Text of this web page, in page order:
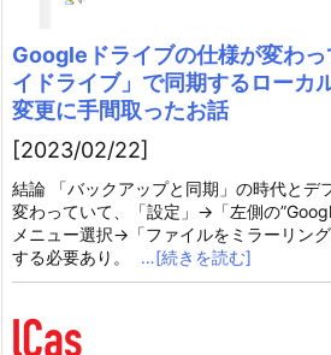
Googleドライブの仕様が変わっ
イドライブ」で同期するローカ
変更に手間取ったお話
[2023/02/22]
結論 「バックアップと同期」の時代とデ
変わっていて、「設定」→「左側の
メニュー選択→「ファイルをミラーリン
する必要あり。
…[続きを読む]